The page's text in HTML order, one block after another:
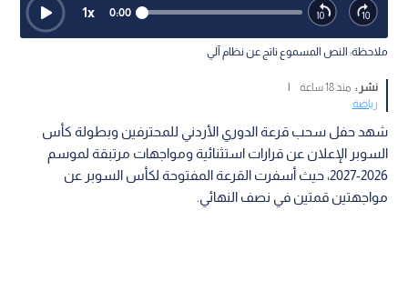
0:00
1x
ملاحظة: النص المسموع ناتج عن نظام آلي
نشر : منذ 18 ساعة
|
رياضة
شهد حفل سحب قرعة الدوري الأردني للمحترفين وبطولة كأس
السوبر الإعلان عن قرارات استثنائية ومواجهات مرتبقة لموسم
2026-2027، حيث أسفرت القرعة المفتوحة لكأس السوبر عن
مواجهتين قمتين في نصف النهائي.